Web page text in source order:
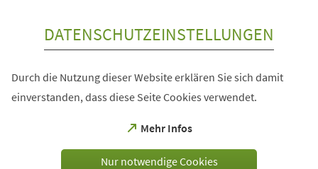
DATENSCHUTZEINSTELLUNGEN
Durch die Nutzung dieser Website erklären Sie sich damit
einverstanden, dass diese Seite Cookies verwendet.
Mehr Infos
(Öffnet
einem
Nur notwendige Cookies